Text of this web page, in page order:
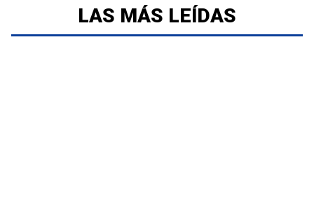
LAS MÁS LEÍDAS